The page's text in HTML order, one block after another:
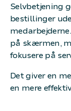
Selvbetjening
bestillinger
på skærmen,
fokusere på
Det giver en
en mere